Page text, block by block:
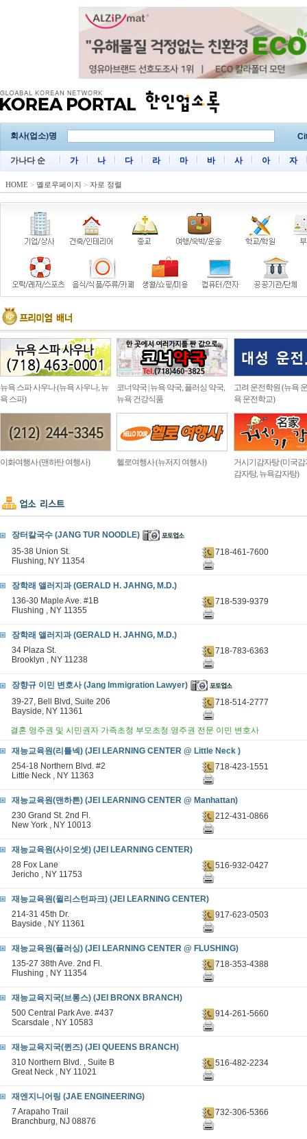
회사(업소)명
가나다 순 가 나 다 라 마 바 사 아 자
HOME > 옐로우페이지 > 자로 정렬
뉴욕 스파 사우나 (뉴욕 사우나, 뉴
욕 스파)
코너약국 | 뉴욕 약국, 플러싱 약국,
뉴욕 건강식품
고려 운전학원 (뉴욕
욕 운전학교)
이화여행사 (맨하탄 여행사) 헬로여행사 (뉴저지 여행사)
거시기감자탕 (미국감
감자탕, 뉴욕감자탕)
장터칼국수 (JANG TUR NOODLE)
35-38 Union St.
Flushing, NY 11354
718-461-7600
장학래 앨러지과 (GERALD H. JAHNG, M.D.)
136-30 Maple Ave. #1B
Flushing , NY 11355
718-539-9379
장학래 앨러지과 (GERALD H. JAHNG, M.D.)
34 Plaza St.
Brooklyn , NY 11238
718-783-6363
장향규 이민 변호사 (Jang Immigration Lawyer)
39-27, Bell Blvd, Suite 206
Bayside, NY 11361
718-514-2777
결혼 영주권 및 시민권자 가족초청 부모초청 영주권 전문 이민 변호사
재능교육원(리틀넥) (JEI LEARNING CENTER @ Little Neck )
254-18 Northern Blvd. #2
Little Neck , NY 11363
718-423-1551
재능교육원(맨하튼) (JEI LEARNING CENTER @ Manhattan)
230 Grand St. 2nd Fl.
New York , NY 10013
212-431-0866
재능교육원(사이오셋) (JEI LEARNING CENTER)
28 Fox Lane
Jericho , NY 11753
516-932-0427
재능교육원(윌리스턴파크) (JEI LEARNING CENTER)
214-31 45th Dr.
Bayside , NY 11361
917-623-0503
재능교육원(플러싱) (JEI LEARNING CENTER @ FLUSHING)
135-27 38th Ave. 2nd Fl.
Flushing , NY 11354
718-353-4388
재능교육지국(브롱스) (JEI BRONX BRANCH)
500 Central Park Ave. #437
Scarsdale , NY 10583
914-261-5660
재능교육지국(퀸즈) (JEI QUEENS BRANCH)
310 Northern Blvd. , Suite B
Great Neck , NY 11021
516-482-2234
재엔지니어링 (JAE ENGINEERING)
7 Arapaho Trail
Branchburg, NJ 08876
732-306-5366